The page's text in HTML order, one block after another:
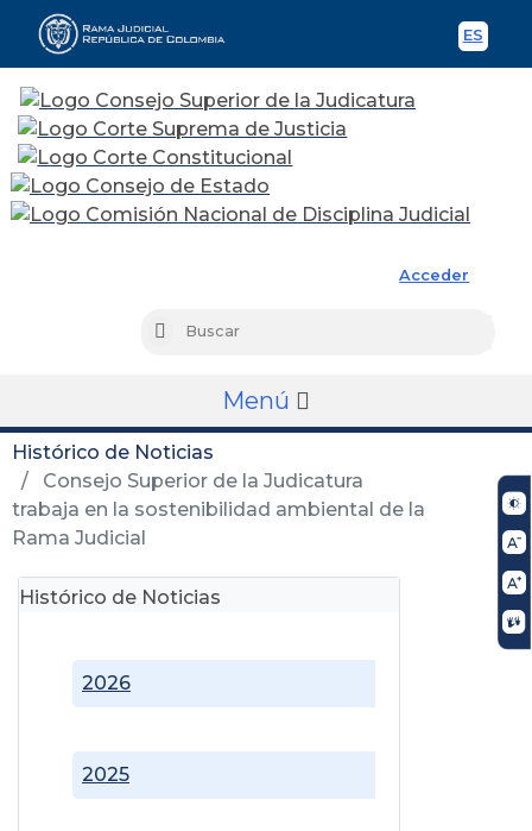
ES
Acceder
Buscar
Menú
Histórico de Noticias
Consejo Superior de la Judicatura
trabaja en la sostenibilidad ambiental de la
Rama Judicial
Histórico de Noticias
2025
2026